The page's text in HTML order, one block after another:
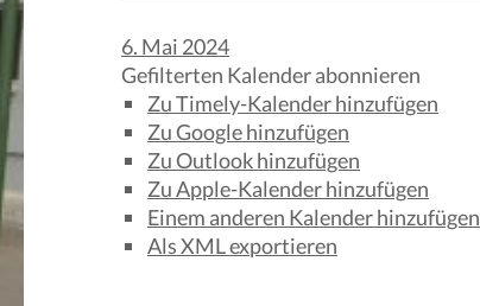
6. Mai 2024
Gefilterten Kalender abonnieren
Zu Timely-Kalender hinzufügen
Zu Google hinzufügen
Zu Outlook hinzufügen
Zu Apple-Kalender hinzufügen
Einem anderen Kalender hinzufügen
Als XML exportieren